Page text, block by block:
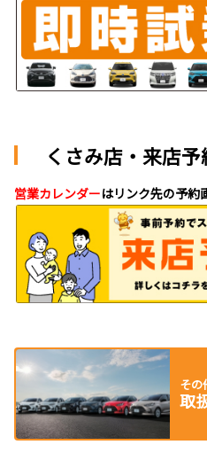
くさみ店・来店
営業カレンダーはリンク先の予約
その
取